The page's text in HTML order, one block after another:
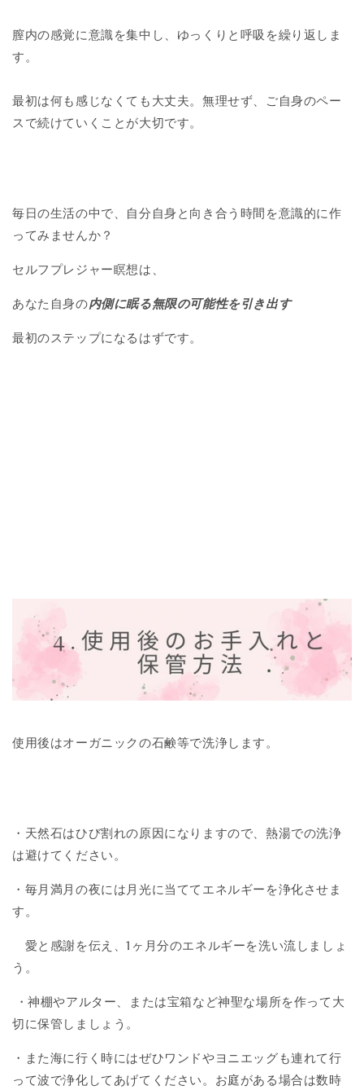
膣内の感覚に意識を集中し、ゆっくりと呼吸を繰り返しま
す。
最初は何も感じなくても大丈夫。無理せず、ご自身のペー
スで続けていくことが大切です。
毎日の生活の中で、自分自身と向き合う時間を意識的に作
ってみませんか？
セルフプレジャー瞑想は、
あなた自身の内側に眠る無限の可能性を引き出す
最初のステップになるはずです。
使用後はオーガニックの石鹸等で洗浄します。
・天然石はひび割れの原因になりますので、熱湯での洗浄
は避けてください。
・毎月満月の夜には月光に当てて エネルギーを浄化させま
す。
愛と感謝を伝え、1ヶ月分のエネルギーを洗い流しましょ
う。
・神棚やアルター、または宝箱など神聖な場所を作って大
切に保管しましょう。
・また海に行く時にはぜひワンドやヨニエッグも連れて行
って波で浄化してあげてください。お庭がある場合は数時